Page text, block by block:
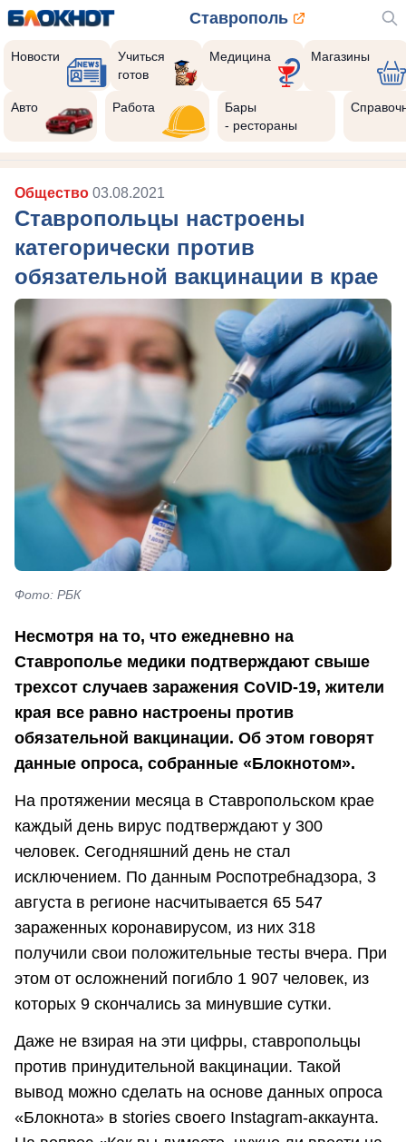
Ставрополь
Новости
Учиться
готов
Медицина Магазины
Авто Работа
Бары
- рестораны
Общество 03.08.2021
Ставропольцы настроены
категорически против
обязательной вакцинации в крае
Фото: РБК
Несмотря на то, что ежедневно на
Ставрополье медики подтверждают свыше
трехсот случаев заражения CoVID-19, жители
края все равно настроены против
обязательной вакцинации. Об этом говорят
данные опроса, собранные «Блокнотом».
На протяжении месяца в Ставропольском крае
каждый день вирус подтверждают у 300
человек. Сегодняшний день не стал
исключением. По данным Роспотребнадзора, 3
августа в регионе насчитывается 65 547
зараженных коронавирусом, из них 318
получили свои положительные тесты вчера. При
этом от осложнений погибло 1 907 человек, из
которых 9 скончались за минувшие сутки.
Даже не взирая на эти цифры, ставропольцы
против принудительной вакцинации. Такой
вывод можно сделать на основе данных опроса
«Блокнота» в stories своего Instagram-аккаунта.